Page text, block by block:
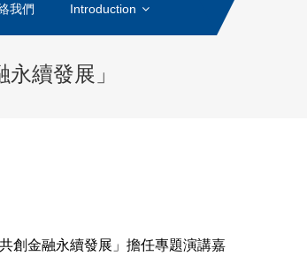
我們 Introduction
續發展」
創金融永續發展」擔任專題演講嘉